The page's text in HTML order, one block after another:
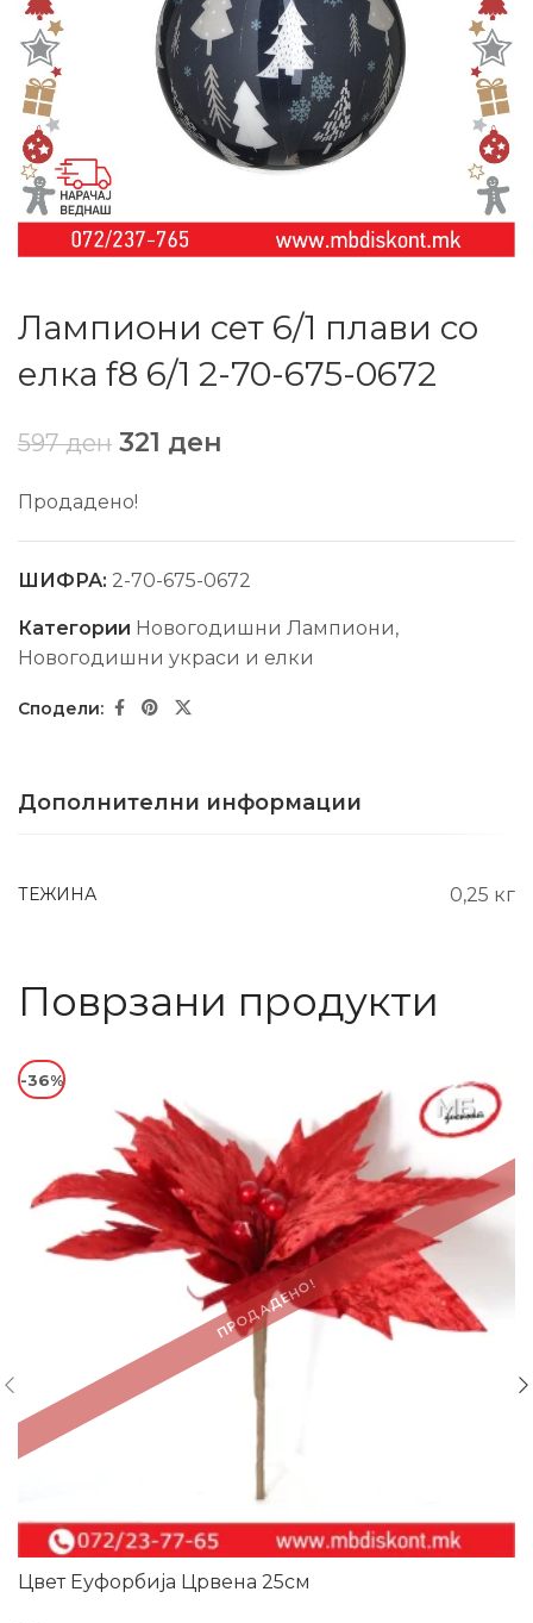
Лампиони сет 6/1 плави со
елка f8 6/1 2-70-675-0672
597ден 321 ден
Продадено!
ШИФРА: 2-70-675-0672
Категории Новогодишни Лампиони,
Новогодишни украси и елки
Дополнителни информации
ТЕЖИНА 0,25 кг
Поврзани продукти
ПРОДАДЕНО!
-36%
Цвет Еуфорбија Црвена 25см